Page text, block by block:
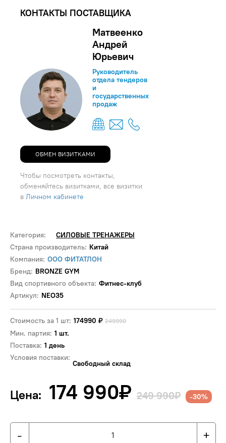
Категория:
СИЛОВЫЕ ТРЕНАЖЕРЫ
Страна производитель: Китай
Компания: ООО ФИТАТЛОН
Бренд: BRONZE GYM
Вид спортивного объекта: Фитнес-клуб
Артикул: NEO35
Стоимость за 1 шт: 174990 ₽ 249990
Мин. партия: 1 шт.
Поставка: 1 день
Условия поставки:
Свободный склад
КОНТАКТЫ ПОСТАВЩИКА
Матвеенко
Андрей
Юрьевич
Руководитель
отдела тендеров
и
государственных
продаж
ОБМЕН ВИЗИТКАМИ
Чтобы посмотреть контакты,
обменяйтесь визитками, все визитки
в Личном кабинете
Цена: 174 990₽ 249 990₽ -30%
- +